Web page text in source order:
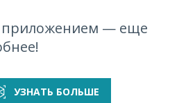
приложением — еще
УЗНАТЬ БОЛЬШЕ